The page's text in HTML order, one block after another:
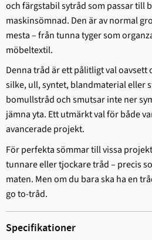
och färgstabil sytråd som passar till
maskinsömnad. Den är av normal
mesta – från tunna tyger som
möbeltextil.
Denna tråd är ett pålitligt val
silke, ull, syntet, blandmaterial eller
bomullstråd och smutsar inte ner
jämna yta. Ett utmärkt val för både
avancerade projekt.
För perfekta sömmar till vissa
tunnare eller tjockare tråd – precis
maten. Men om du bara ska ha en
go to-tråd.
Specifikationer